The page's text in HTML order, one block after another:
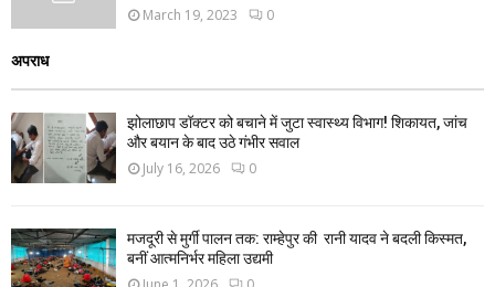
March 19, 2023 0
अपराध
झोलाछाप डॉक्टर को बचाने में जुटा स्वास्थ्य विभाग! शिकायत, जांच
और बयान के बाद उठे गंभीर सवाल
July 16, 2026 0
मजदूरी से मुर्गी पालन तक: राम्हेपुर की रानी यादव ने बदली किस्मत,
बनीं आत्मनिर्भर महिला उद्यमी